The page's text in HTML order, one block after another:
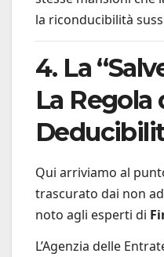
la riconducibilità
4. La
La Regola
Qui arriviamo al
trascurato dai non
noto agli esperti di
L’Agenzia delle